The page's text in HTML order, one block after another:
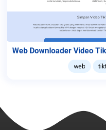
Web Downloader Video
web